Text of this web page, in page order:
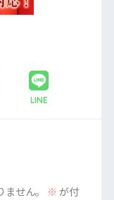
LINE
せん。 ※が付